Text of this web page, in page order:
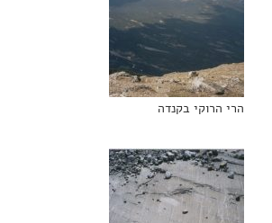
הרי הרוקי בקנדה